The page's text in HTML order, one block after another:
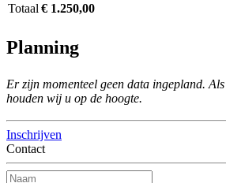
Totaal € 1.250,00
Planning
Er zijn momenteel geen data ingepland.
houden wij u op de hoogte.
Inschrijven
Contact